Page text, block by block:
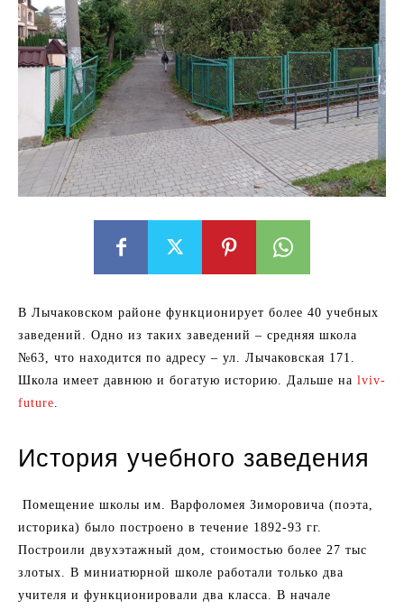
В Лычаковском районе функционирует более 40 учебных
заведений. Одно из таких заведений – средняя школа
№63, что находится по адресу – ул. Лычаковская 171.
Школа имеет давнюю и богатую историю. Дальше на lviv-
future.
История учебного заведения
Помещение школы им. Варфоломея Зиморовича (поэта,
историка) было построено в течение 1892-93 гг.
Построили двухэтажный дом, стоимостью более 27 тыс
злотых. В миниатюрной школе работали только два
учителя и функционировали два класса. В начале